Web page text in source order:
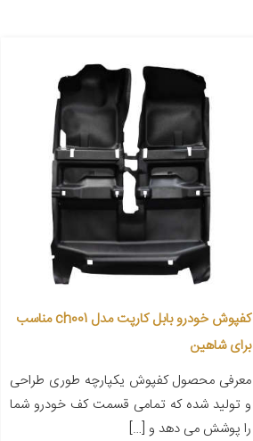
کفپوش خودرو بابل کارپت مدل ch001 مناسب
برای شاهین
معرفی محصول کفپوش یکپارچه طوری طراحی
و تولید شده که تمامی قسمت کف خودرو شما
را پوشش می دهد و […]